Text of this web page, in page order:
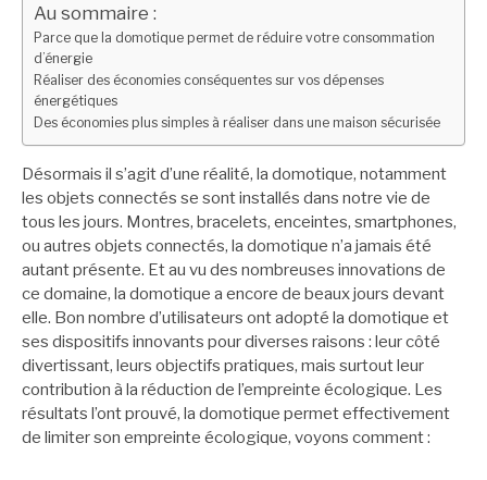
Au sommaire :
Parce que la domotique permet de réduire votre consommation
d’énergie
Réaliser des économies conséquentes sur vos dépenses
énergétiques
Des économies plus simples à réaliser dans une maison sécurisée
Désormais il s’agit d’une réalité, la domotique, notamment
les objets connectés se sont installés dans notre vie de
tous les jours. Montres, bracelets, enceintes, smartphones,
ou autres objets connectés, la domotique n’a jamais été
autant présente. Et au vu des nombreuses innovations de
ce domaine, la domotique a encore de beaux jours devant
elle. Bon nombre d’utilisateurs ont adopté la domotique et
ses dispositifs innovants pour diverses raisons : leur côté
divertissant, leurs objectifs pratiques, mais surtout leur
contribution à la réduction de l’empreinte écologique. Les
résultats l’ont prouvé, la domotique permet effectivement
de limiter son empreinte écologique, voyons comment :